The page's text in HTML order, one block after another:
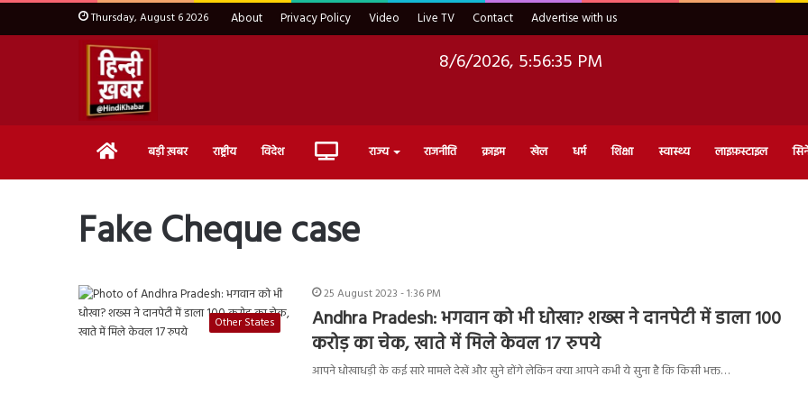
Thursday, August 6 2026 About Privacy Policy Video Live TV Contact Advertise with us
8/6/2026, 5:56:36 PM
Home बड़ी ख़बर राष्ट्रीय विदेश Live राज्य राजनीति क्राइम खेल धर्म शिक्षा स्वास्थ्य लाइफ़स्टाइल
Fake Cheque case
Other States
25 August 2023 - 1:36 PM
Andhra Pradesh: भगवान को भी धोखा? शख्स ने दानपेटी में डाला 100
करोड़ का चेक, खाते में मिले केवल 17 रुपये
आपने धोखाधड़ी के कई सारे मामले देखें और सुने होंगे लेकिन क्या आपने कभी ये सुना है कि किसी भक्त…